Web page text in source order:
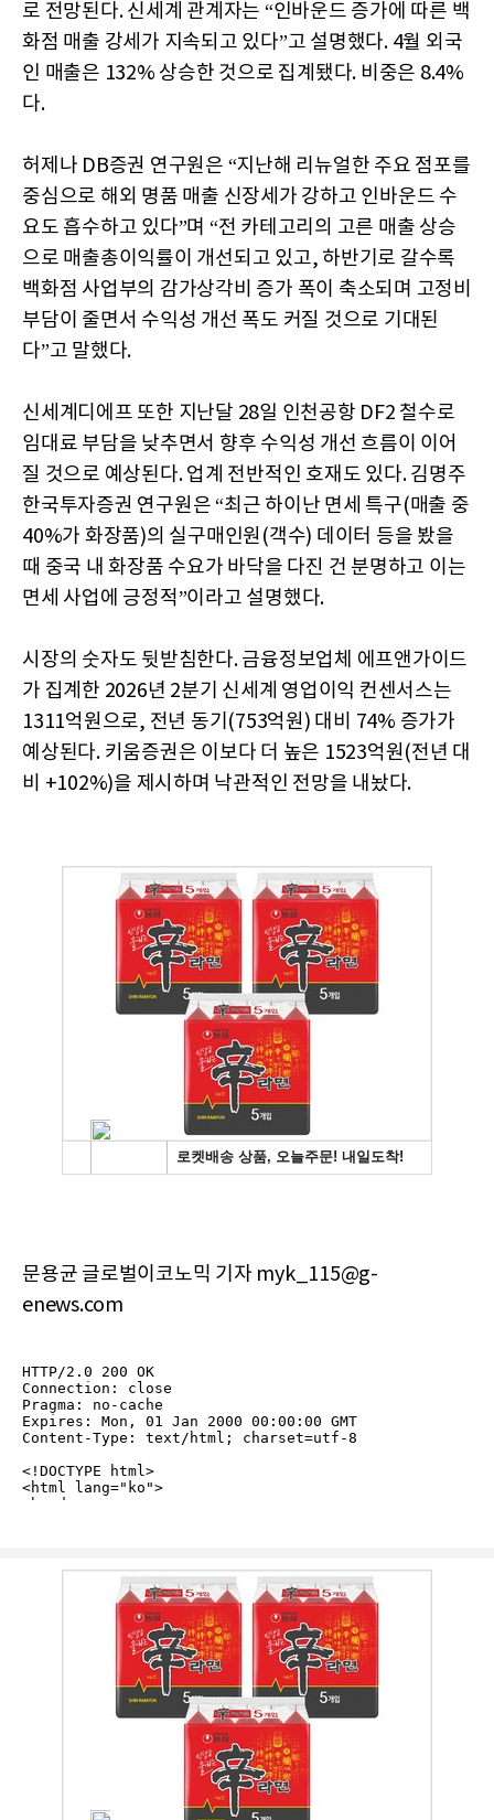
로 전망된다. 신세계 관계자는 “인바운드 증가에 따른 백
화점 매출 강세가 지속되고 있다”고 설명했다. 4월 외국
인 매출은 132% 상승한 것으로 집계됐다. 비중은 8.4%
다.
허제나 DB증권 연구원은 “지난해 리뉴얼한 주요 점포를
중심으로 해외 명품 매출 신장세가 강하고 인바운드 수
요도 흡수하고 있다”며 “전 카테고리의 고른 매출 상승
으로 매출총이익률이 개선되고 있고, 하반기로 갈수록
백화점 사업부의 감가상각비 증가 폭이 축소되며 고정비
부담이 줄면서 수익성 개선 폭도 커질 것으로 기대된
다”고 말했다.
신세계디에프 또한 지난달 28일 인천공항 DF2 철수로
임대료 부담을 낮추면서 향후 수익성 개선 흐름이 이어
질 것으로 예상된다. 업계 전반적인 호재도 있다. 김명주
한국투자증권 연구원은 “최근 하이난 면세 특구(매출 중
40%가 화장품)의 실구매인원(객수) 데이터 등을 봤을
때 중국 내 화장품 수요가 바닥을 다진 건 분명하고 이는
면세 사업에 긍정적”이라고 설명했다.
시장의 숫자도 뒷받침한다. 금융정보업체 에프앤가이드
가 집계한 2026년 2분기 신세계 영업이익 컨센서스는
1311억원으로, 전년 동기(753억원) 대비 74% 증가가
예상된다. 키움증권은 이보다 더 높은 1523억원(전년 대
비 +102%)을 제시하며 낙관적인 전망을 내놨다.
문용균 글로벌이코노믹 기자 myk_115@g-
enews.com